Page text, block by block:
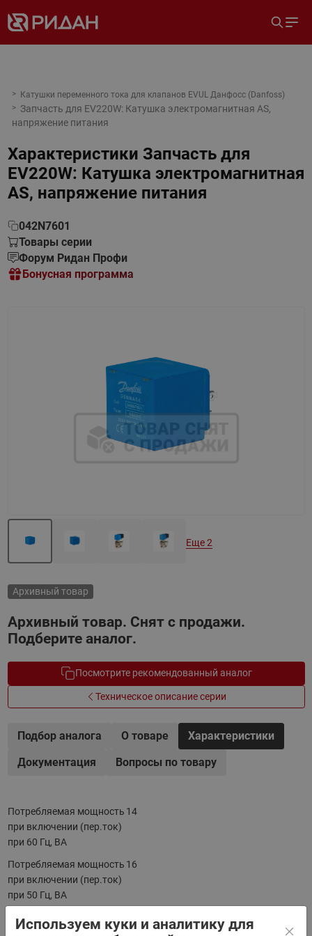
Катушки переменного тока для клапанов EVUL Данфосс (Danfoss)
Запчасть для EV220W: Катушка электромагнитная AS,
напряжение питания
Характеристики Запчасть для
EV220W: Катушка электромагнитная
AS, напряжение питания
042N7601
Товары серии
Форум Ридан Профи
Бонусная программа
Архивный товар
Архивный товар. Снят с продажи.
Подберите аналог.
Посмотрите рекомендованный аналог
Техническое описание серии
Еще 2
Подбор аналога О товаре
Характеристики
Документация
Вопросы по товару
Потребляемая мощность
при включении (пер.ток)
при 60 Гц, ВА
14
Потребляемая мощность
при включении (пер.ток)
при 50 Гц, ВА
16
Мощность при 50 Гц, Вт
Используем куки и аналитику для